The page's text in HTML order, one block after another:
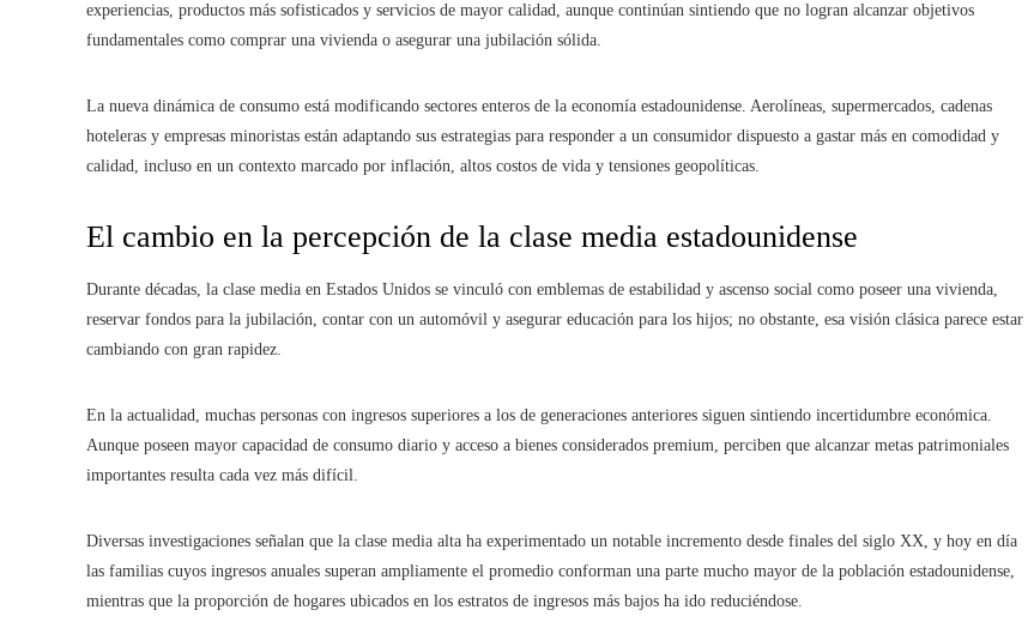
experiencias, productos más sofisticados y servicios de mayor calidad, aunque continúan sintiendo que no logran alcanzar objetivos
fundamentales como comprar una vivienda o asegurar una jubilación sólida.
La nueva dinámica de consumo está modificando sectores enteros de la economía estadounidense. Aerolíneas, supermercados, cadenas
hoteleras y empresas minoristas están adaptando sus estrategias para responder a un consumidor dispuesto a gastar más en comodidad y
calidad, incluso en un contexto marcado por inflación, altos costos de vida y tensiones geopolíticas.
El cambio en la percepción de la clase media estadounidense
Durante décadas, la clase media en Estados Unidos se vinculó con emblemas de estabilidad y ascenso social como poseer una vivienda,
reservar fondos para la jubilación, contar con un automóvil y asegurar educación para los hijos; no obstante, esa visión clásica parece estar
cambiando con gran rapidez.
En la actualidad, muchas personas con ingresos superiores a los de generaciones anteriores siguen sintiendo incertidumbre económica.
Aunque poseen mayor capacidad de consumo diario y acceso a bienes considerados premium, perciben que alcanzar metas patrimoniales
importantes resulta cada vez más difícil.
Diversas investigaciones señalan que la clase media alta ha experimentado un notable incremento desde finales del siglo XX, y hoy en día
las familias cuyos ingresos anuales superan ampliamente el promedio conforman una parte mucho mayor de la población estadounidense,
mientras que la proporción de hogares ubicados en los estratos de ingresos más bajos ha ido reduciéndose.